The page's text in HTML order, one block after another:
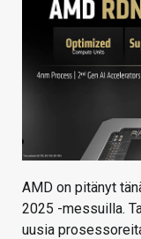
HAKU
AMD on pitänyt
2025 -messuilla.
uusia